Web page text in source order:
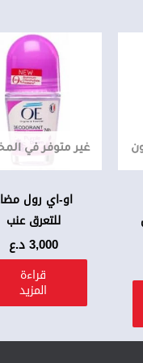
غير متوفر في
او-اي رول
للتعرق عنب
3,000د.ع
قراءة
المزيد